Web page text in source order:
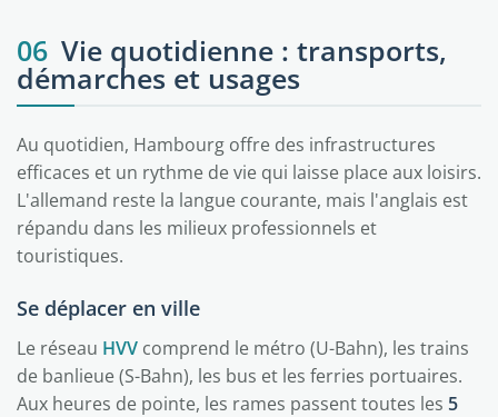
06 Vie quotidienne : transports,
démarches et usages
Au quotidien, Hambourg offre des infrastructures
efficaces et un rythme de vie qui laisse place aux loisirs.
L'allemand reste la langue courante, mais l'anglais est
répandu dans les milieux professionnels et
touristiques.
Se déplacer en ville
Le réseau HVV comprend le métro (U-Bahn), les trains
de banlieue (S-Bahn), les bus et les ferries portuaires.
Aux heures de pointe, les rames passent toutes les 5